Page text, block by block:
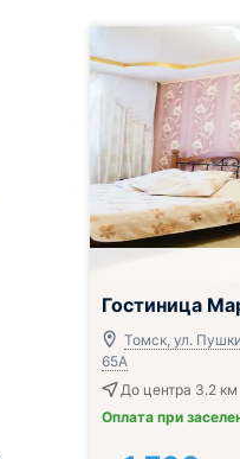
Гостиница
Томск, ул.
65А
До центра 3.2 км
Оплата при